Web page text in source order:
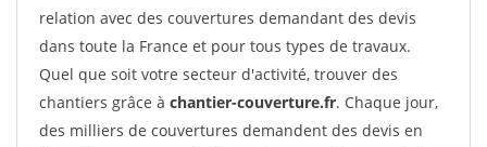
relation avec des couvertures demandant des devis
dans toute la France et pour tous types de travaux.
Quel que soit votre secteur d'activité, trouver des
chantiers grâce à chantier-couverture.fr. Chaque jour,
des milliers de couvertures demandent des devis en